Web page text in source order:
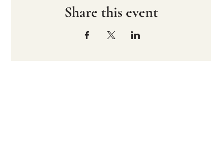
Share this event